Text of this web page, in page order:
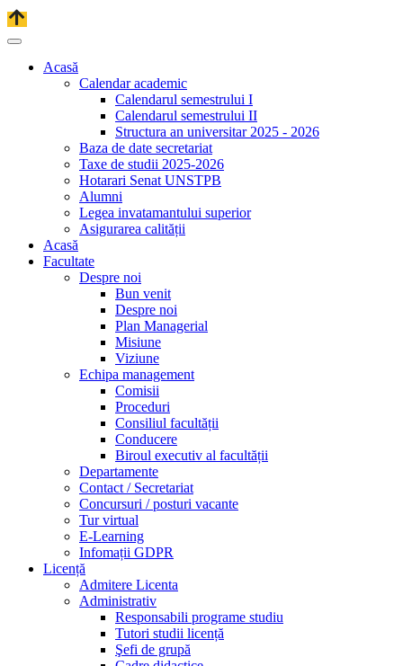
Acasă
Calendar academic
Calendarul semestrului I
Calendarul semestrului II
Structura an universitar 2025 - 2026
Baza de date secretariat
Taxe de studii 2025-2026
Hotarari Senat UNSTPB
Alumni
Legea invatamantului superior
Asigurarea calității
Acasă
Facultate
Despre noi
Bun venit
Despre noi
Plan Managerial
Misiune
Viziune
Echipa management
Comisii
Proceduri
Consiliul facultății
Conducere
Biroul executiv al facultății
Departamente
Contact / Secretariat
Concursuri / posturi vacante
Tur virtual
E-Learning
Infomații GDPR
Licență
Admitere Licenta
Administrativ
Responsabili programe studiu
Tutori studii licență
Şefi de grupă